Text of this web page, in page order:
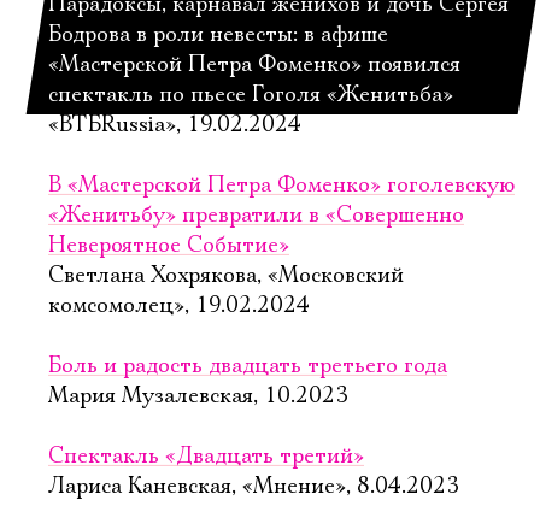
Бодрова в роли невесты: в афише
«Мастерской Петра Фоменко» появился
спектакль по пьесе Гоголя «Женитьба»
«ВТБRussia», 19.02.2024
В «Мастерской Петра Фоменко» гоголевскую
«Женитьбу» превратили в «Совершенно
Невероятное Событие»
Светлана Хохрякова, «Московский
комсомолец», 19.02.2024
Боль и радость двадцать третьего года
Мария Музалевская, 10.2023
Спектакль «Двадцать третий»
Лариса Каневская, «Мнение», 8.04.2023